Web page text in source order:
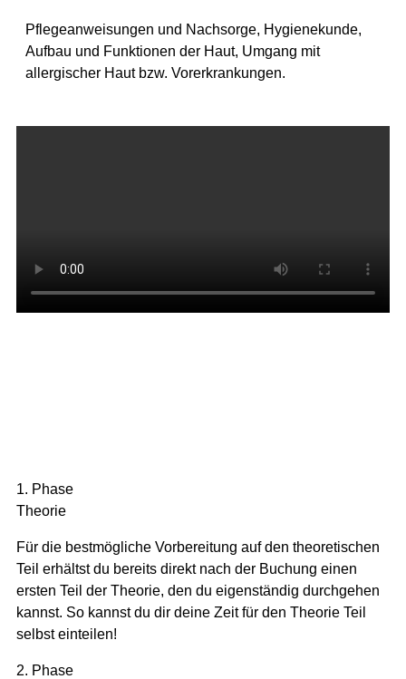
Pflegeanweisungen und Nachsorge, Hygienekunde,
Aufbau und Funktionen der Haut, Umgang mit
allergischer Haut bzw. Vorerkrankungen.
1. Phase
Theorie
Für die bestmögliche Vorbereitung auf den theoretischen
Teil erhältst du bereits direkt nach der Buchung einen
ersten Teil der Theorie, den du eigenständig durchgehen
kannst. So kannst du dir deine Zeit für den Theorie Teil
selbst einteilen!
2. Phase